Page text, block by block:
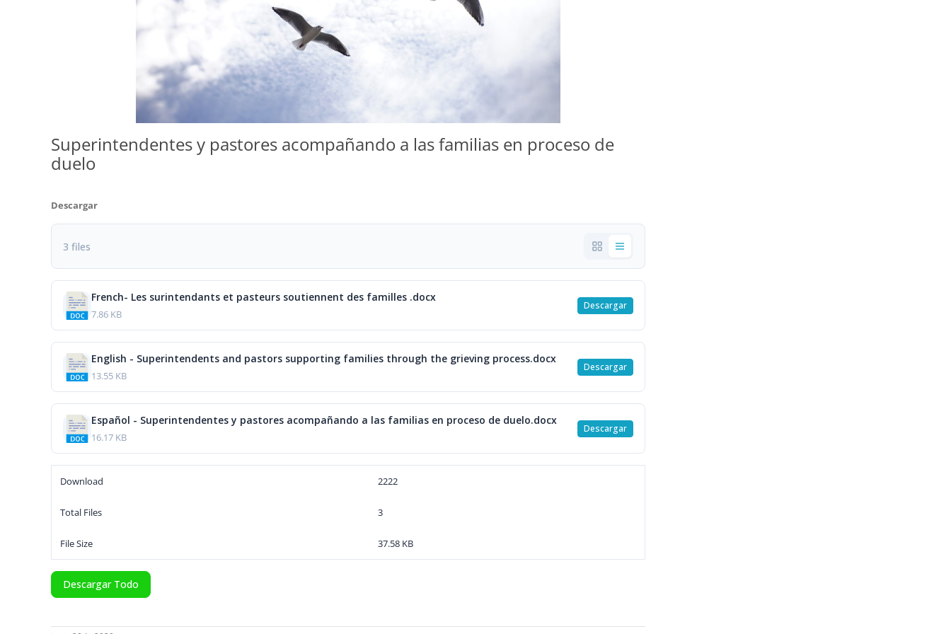
Superintendentes y pastores acompañando a las familias en proceso de
duelo
Descargar
3 files
French- Les surintendants et pasteurs soutiennent des familles .docx
7.86 KB
Descargar
English - Superintendents and pastors supporting families through the grieving process.docx
13.55 KB
Descargar
Español - Superintendentes y pastores acompañando a las familias en proceso de duelo.docx
16.17 KB
Descargar
Download 2222
Total Files 3
File Size 37.58 KB
Descargar Todo